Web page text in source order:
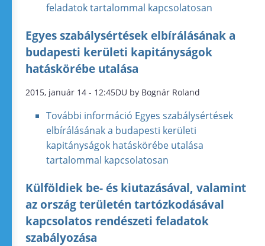
feladatok tartalommal kapcsolatosan
Egyes szabálysértések elbírálásának a
budapesti kerületi kapitányságok
hatáskörébe utalása
2015, január 14 - 12:45DU by Bognár Roland
További információ Egyes szabálysértések
elbírálásának a budapesti kerületi
kapitányságok hatáskörébe utalása
tartalommal kapcsolatosan
Külföldiek be- és kiutazásával, valamint
az ország területén tartózkodásával
kapcsolatos rendészeti feladatok
szabályozása